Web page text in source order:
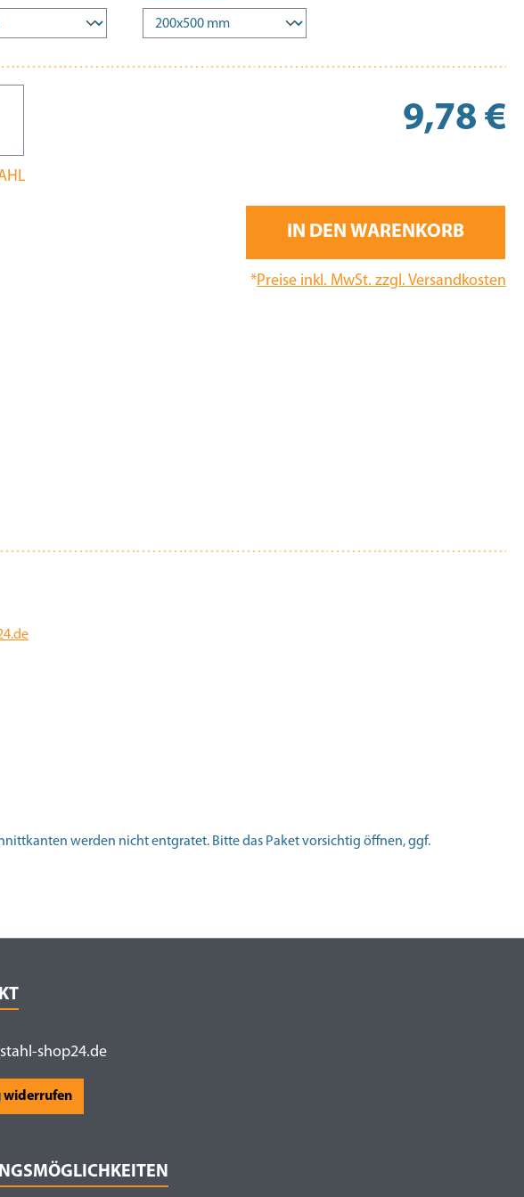
9,78 €
IN DEN WARENKORB
*Preise inkl. MwSt. zzgl. Versandkosten
werden nicht entgratet. Bitte das Paket vorsichtig öffnen, ggf.
shop24.de
widerrufen